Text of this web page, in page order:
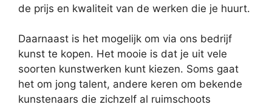
de prijs en kwaliteit van de werken die je huurt.
Daarnaast is het mogelijk om via ons bedrijf
kunst te kopen. Het mooie is dat je uit vele
soorten kunstwerken kunt kiezen. Soms gaat
het om jong talent, andere keren om bekende
kunstenaars die zichzelf al ruimschoots